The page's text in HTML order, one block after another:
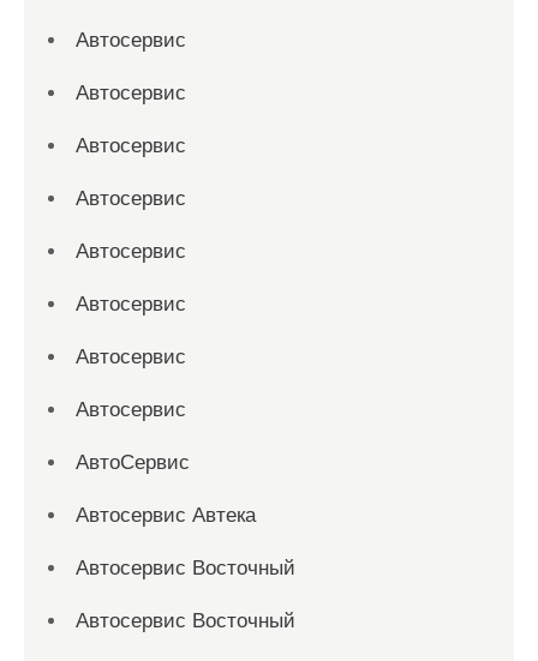
Автосервис
Автосервис
Автосервис
Автосервис
Автосервис
Автосервис
Автосервис
Автосервис
АвтоСервис
Автосервис Автека
Автосервис Восточный
Автосервис Восточный